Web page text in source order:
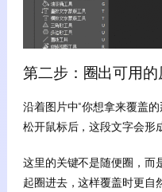
第二步：圈出可用
沿着图片中“你想拿来覆盖的
松开鼠标后，这段文字会形
这里的关键不是随便圈，而
起圈进去，这样覆盖时更自